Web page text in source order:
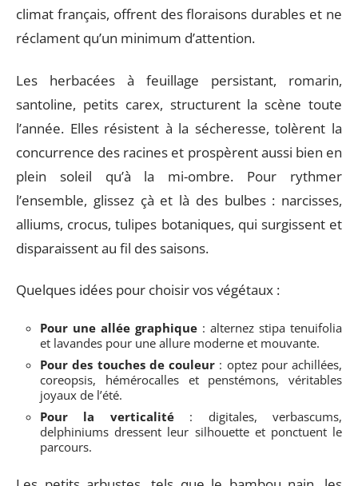
climat français, offrent des floraisons durables et ne
réclament qu’un minimum d’attention.
Les herbacées à feuillage persistant, romarin,
santoline, petits carex, structurent la scène toute
l’année. Elles résistent à la sécheresse, tolèrent la
concurrence des racines et prospèrent aussi bien en
plein soleil qu’à la mi-ombre. Pour rythmer
l’ensemble, glissez çà et là des bulbes : narcisses,
alliums, crocus, tulipes botaniques, qui surgissent et
disparaissent au fil des saisons.
Quelques idées pour choisir vos végétaux :
Pour une allée graphique : alternez stipa tenuifolia
et lavandes pour une allure moderne et mouvante.
Pour des touches de couleur : optez pour achillées,
coreopsis, hémérocalles et penstémons, véritables
joyaux de l’été.
Pour la verticalité: digitales, verbascums,
delphiniums dressent leur silhouette et ponctuent le
parcours.